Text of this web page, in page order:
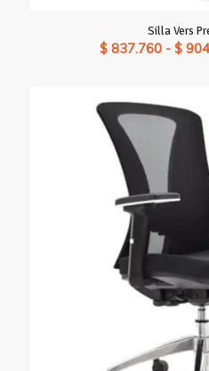
Silla Vers
$ 837.760 - $